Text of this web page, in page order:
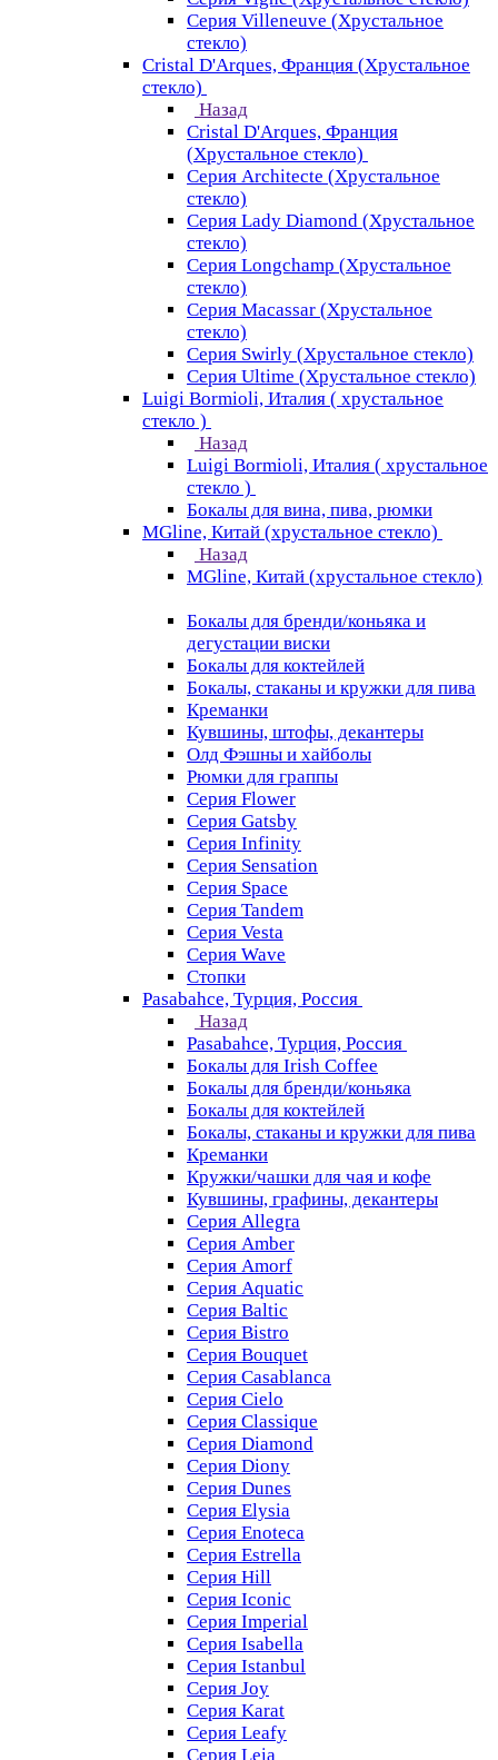
Серия Villeneuve (Хрустальное
стекло)
Cristal D'Arques, Франция (Хрустальное
стекло)
Назад
Cristal D'Arques, Франция
(Хрустальное стекло)
Серия Architecte (Хрустальное
стекло)
Серия Lady Diamond (Хрустальное
стекло)
Серия Longchamp (Хрустальное
стекло)
Серия Macassar (Хрустальное
стекло)
Серия Swirly (Хрустальное стекло)
Серия Ultime (Хрустальное стекло)
Luigi Bormioli, Италия ( хрустальное
стекло )
Назад
Luigi Bormioli, Италия ( хрустальное
стекло )
Бокалы для вина, пива, рюмки
MGline, Китай (хрустальное стекло)
Назад
MGline, Китай (хрустальное стекло)
Бокалы для бренди/коньяка и
дегустации виски
Бокалы для коктейлей
Бокалы, стаканы и кружки для пива
Креманки
Кувшины, штофы, декантеры
Олд Фэшны и хайболы
Рюмки для граппы
Серия Flower
Серия Gatsby
Серия Infinity
Серия Sensation
Серия Space
Серия Tandem
Серия Vesta
Серия Wave
Стопки
Pasabahce, Турция, Россия
Назад
Pasabahce, Турция, Россия
Бокалы для Irish Coffee
Бокалы для бренди/коньяка
Бокалы для коктейлей
Бокалы, стаканы и кружки для пива
Креманки
Кружки/чашки для чая и кофе
Кувшины, графины, декантеры
Серия Allegra
Серия Amber
Серия Amorf
Серия Aquatic
Серия Baltic
Серия Bistro
Серия Bouquet
Серия Casablanсa
Серия Cielo
Серия Classique
Серия Diamond
Серия Diony
Серия Dunes
Серия Elysia
Серия Enoteca
Серия Estrella
Серия Hill
Серия Iconic
Серия Imperial
Серия Isabella
Серия Istanbul
Серия Joy
Серия Karat
Серия Leafy
Серия Leia